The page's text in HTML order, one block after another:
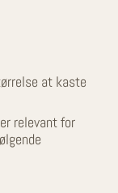
at kaste
relevant for